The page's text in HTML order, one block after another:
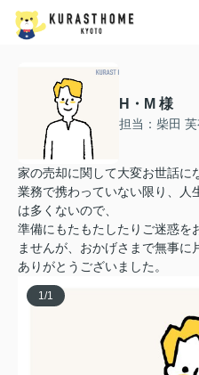
H・M 様
担当：柴田
家の売却に関して大変お世話に
業務で携わっていない限り、人
は多くないので、
準備にもたもたしたりご迷惑を
ませんが、おかげさまで無事に
ありがとうございました。
1/1